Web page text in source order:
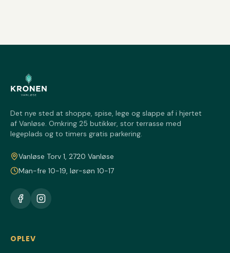
Det nye sted at shoppe, spise, lege og slappe af i hjertet
af Vanløse. Omkring 25 butikker, stor terrasse med
legeplads og to timers gratis parkering.
Vanløse Torv 1, 2720 Vanløse
Man-fre 10-19, lør-søn 10-17
OPLEV